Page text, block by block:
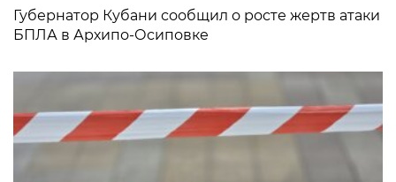
Губернатор Кубани сообщил о росте жертв атаки
БПЛА в Архипо-Осиповке